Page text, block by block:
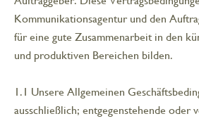
Kommunikationsagentur und den
für eine gute Zusammenarbeit in den
und produktiven Bereichen bilden.
1.1 Unsere Allgemeinen
ausschließlich; entgegenstehende oder